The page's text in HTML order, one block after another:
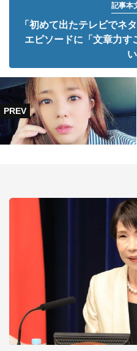
記事本
「初めて出たテレビで
エピソードに「文章力す
い